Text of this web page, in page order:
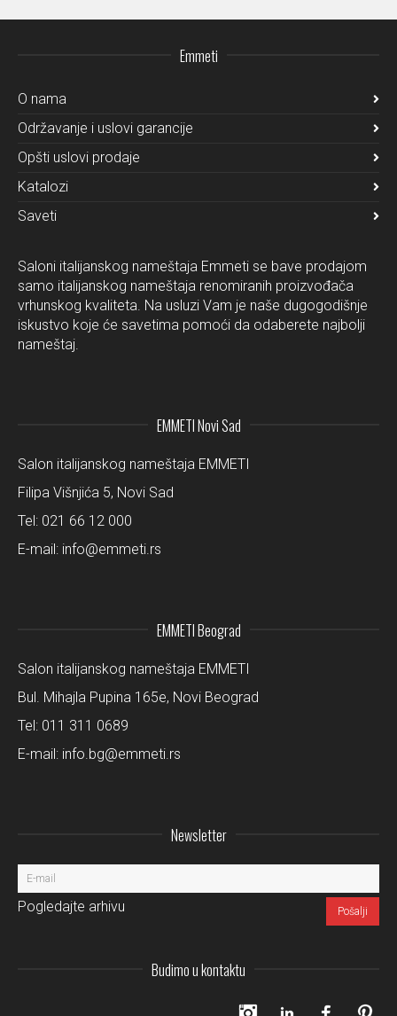
Emmeti
O nama
Održavanje i uslovi garancije
Opšti uslovi prodaje
Katalozi
Saveti
Saloni italijanskog nameštaja Emmeti se bave prodajom
samo italijanskog nameštaja renomiranih proizvođača
vrhunskog kvaliteta. Na usluzi Vam je naše dugogodišnje
iskustvo koje će savetima pomoći da odaberete najbolji
nameštaj.
EMMETI Novi Sad
Salon italijanskog nameštaja EMMETI
Filipa Višnjića 5, Novi Sad
Tel: 021 66 12 000
E-mail: info@emmeti.rs
EMMETI Beograd
Salon italijanskog nameštaja EMMETI
Bul. Mihajla Pupina 165e, Novi Beograd
Tel: 011 311 0689
E-mail: info.bg@emmeti.rs
Newsletter
Pogledajte arhivu
Budimo u kontaktu